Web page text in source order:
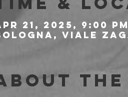
21, 2025, 9:00 PM
Viale